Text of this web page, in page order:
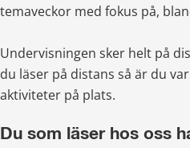
temaveckor med fokus på,
Undervisningen sker helt på
du läser på distans så är du
aktiviteter på plats.
Du som läser hos oss